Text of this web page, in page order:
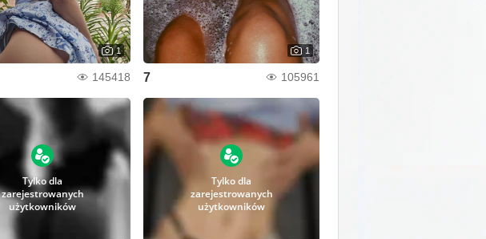
1
145418
1
7 105961
Tylko dla
zarejestrowanych
użytkowników
Tylko dla
zarejestrowanych
użytkowników